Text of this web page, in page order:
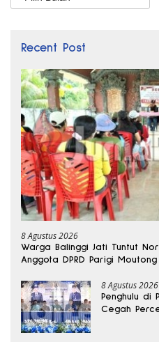
Recent Post
8 Agustus 2026
Warga Balinggi Jati Tuntut
Anggota DPRD Parigi Moutong
8 Agustus 2026
Penghulu di
Cegah